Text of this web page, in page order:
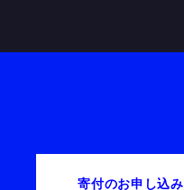
寄付のお申し込み